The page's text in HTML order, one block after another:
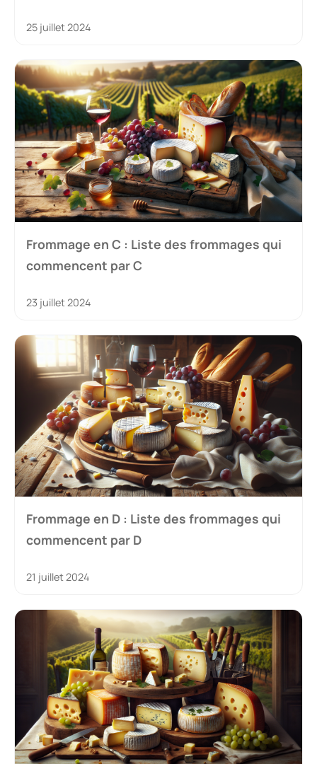
25 juillet 2024
Frommage en C : Liste des frommages qui
commencent par C
23 juillet 2024
Frommage en D : Liste des frommages qui
commencent par D
21 juillet 2024